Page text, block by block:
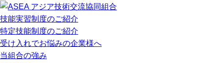
技能実習制度のご紹介
特定技能制度のご紹介
受け入れでお悩みの企業様へ
当組合の強み